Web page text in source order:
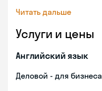
Читать дальше
Услуги и цены
Английский язык
Деловой - для бизнеса